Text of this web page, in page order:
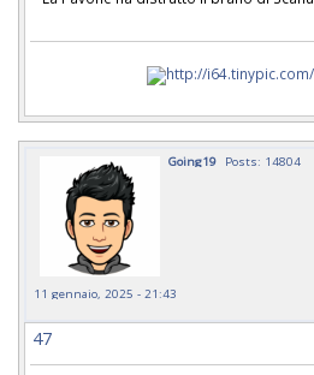
Going19 Posts: 14804
11 gennaio, 2025 - 21:43
47